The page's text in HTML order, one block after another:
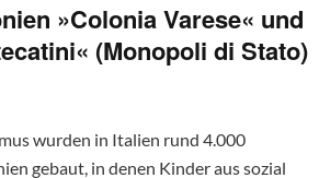
»Colonia Varese« und
(Monopoli di Stato)
wurden in Italien rund 4.000
gebaut, in denen Kinder aus sozial